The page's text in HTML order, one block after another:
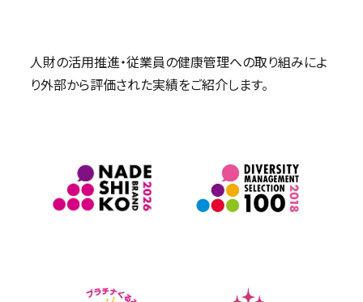
人財の活用推進・従業員の健康管理への取り組みによ
り外部から評価された実績をご紹介します。